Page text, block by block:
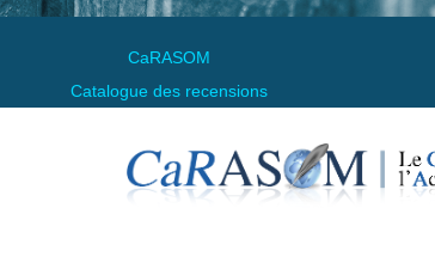
CaRASOM
Catalogue des recensions